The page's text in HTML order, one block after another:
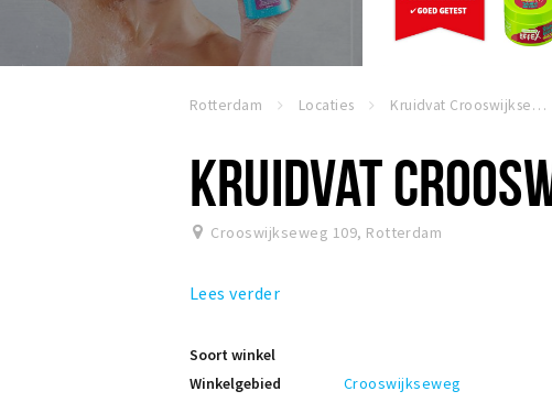
Rotterdam Locaties Kruidvat Crooswijkseweg
KRUIDVAT
Crooswijkseweg 109, Rotterdam
Lees verder
Soort winkel
Winkelgebied
Crooswijkseweg